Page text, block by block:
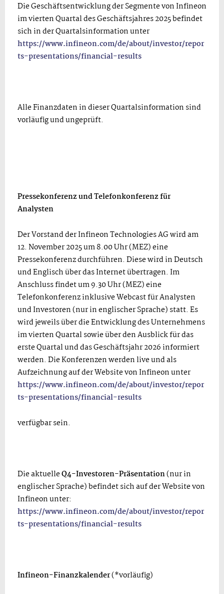
Die Geschäftsentwicklung der Segmente von Infineon
im vierten Quartal des Geschäftsjahres 2025 befindet
sich in der Quartalsinformation unter
https://www.infineon.com/de/about/investor/repor
ts-presentations/financial-results
Alle Finanzdaten in dieser Quartalsinformation sind
vorläufig und ungeprüft.
Pressekonferenz und Telefonkonferenz für
Analysten
Der Vorstand der Infineon Technologies AG wird am
12. November 2025 um 8.00 Uhr (MEZ) eine
Pressekonferenz durchführen. Diese wird in Deutsch
und Englisch über das Internet übertragen. Im
Anschluss findet um 9.30 Uhr (MEZ) eine
Telefonkonferenz inklusive Webcast für Analysten
und Investoren (nur in englischer Sprache) statt. Es
wird jeweils über die Entwicklung des Unternehmens
im vierten Quartal sowie über den Ausblick für das
erste Quartal und das Geschäftsjahr 2026 informiert
werden. Die Konferenzen werden live und als
Aufzeichnung auf der Website von Infineon unter
https://www.infineon.com/de/about/investor/repor
ts-presentations/financial-results
verfügbar sein.
Die aktuelleQ4-Investoren-Präsentation(nur in
englischer Sprache) befindet sich auf der Website von
Infineon unter:
https://www.infineon.com/de/about/investor/repor
ts-presentations/financial-results
Infineon-Finanzkalender(*vorläufig)